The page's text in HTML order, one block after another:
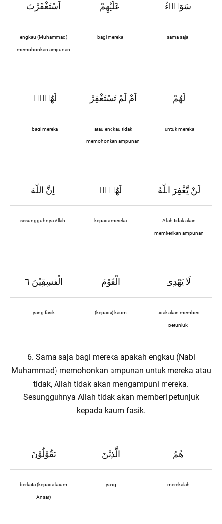
اَسْتَغْفَرْتَ عَلَيْهِمْ سَوَاۤءٌ
engkau (Muhammad)
memohonkan ampunan
bagi mereka sama saja
لَهُمْۗ اَمْ لَمْ تَسْتَغْفِرْ لَهُمْ
bagi mereka atau engkau tidak
memohonkan ampunan
untuk mereka
اِنَّ اللّٰهَ لَهُمْۗ لَنْ يَّغْفِرَ اللّٰهُ
sesungguhnya Allah kepada mereka Allah tidak akan
memberikan ampunan
الْفٰسِقِيْنَ ٦ الْقَوْمَ لَا يَهْدِى
yang fasik (kepada) kaum tidak akan memberi
petunjuk
6. Sama saja bagi mereka apakah engkau (Nabi
Muhammad) memohonkan ampunan untuk mereka atau
tidak, Allah tidak akan mengampuni mereka.
Sesungguhnya Allah tidak akan memberi petunjuk
kepada kaum fasik.
يَقُوْلُوْنَ الَّذِيْنَ هُمُ
berkata (kepada kaum
Ansar)
yang merekalah